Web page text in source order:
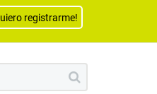
registrarme!